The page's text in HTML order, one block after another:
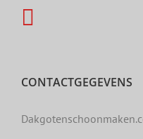
CONTACTGEGEVENS